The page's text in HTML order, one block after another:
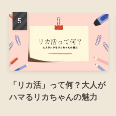
「リカ活」って何？大人が
ハマるリカちゃんの魅力